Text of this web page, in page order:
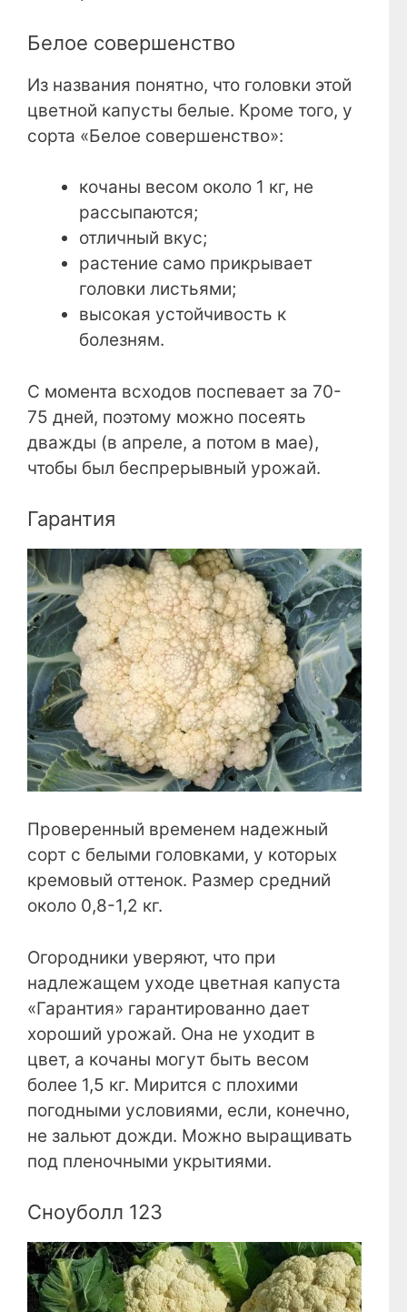
Белое совершенство
Из названия понятно, что головки этой
цветной капусты белые. Кроме того, у
сорта «Белое совершенство»:
кочаны весом около 1 кг, не
рассыпаются;
отличный вкус;
растение само прикрывает
головки листьями;
высокая устойчивость к
болезням.
С момента всходов поспевает за 70-
75 дней, поэтому можно посеять
дважды (в апреле, а потом в мае),
чтобы был беспрерывный урожай.
Гарантия
Проверенный временем надежный
сорт с белыми головками, у которых
кремовый оттенок. Размер средний
около 0,8-1,2 кг.
Огородники уверяют, что при
надлежащем уходе цветная капуста
«Гарантия» гарантированно дает
хороший урожай. Она не уходит в
цвет, а кочаны могут быть весом
более 1,5 кг. Мирится с плохими
погодными условиями, если, конечно,
не зальют дожди. Можно выращивать
под пленочными укрытиями.
Сноуболл 123